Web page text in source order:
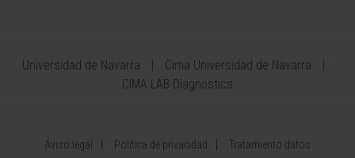
Universidad de Navarra
Cima Universidad de Navarra
CIMA LAB Diagnostics
Aviso legal Política de privacidad
Tratamiento datos